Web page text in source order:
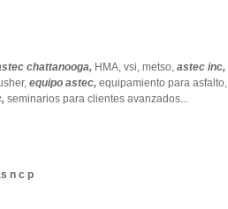
chattanooga, HMA, vsi, metso, astec inc,
equipo astec, equipamiento para asfalto,
seminarios para clientes avanzados...
n c p